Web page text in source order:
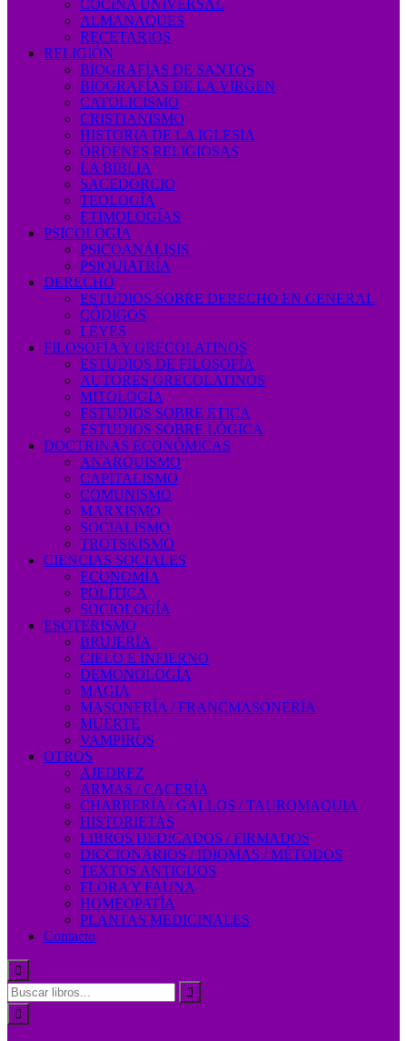
COCINA UNIVERSAL
ALMANAQUES
RECETARIOS
RELIGIÓN
BIOGRAFÍAS DE SANTOS
BIOGRAFÍAS DE LA VIRGEN
CATOLICISMO
CRISTIANISMO
HISTORIA DE LA IGLESIA
ÓRDENES RELIGIOSAS
LA BIBLIA
SACEDORCIO
TEOLOGÍA
ETIMOLOGÍAS
PSICOLOGÍA
PSICOANÁLISIS
PSIQUIATRÍA
DERECHO
ESTUDIOS SOBRE DERECHO EN GENERAL
CÓDIGOS
LEYES
FILOSOFÍA Y GRECOLATINOS
ESTUDIOS DE FILOSOFÍA
AUTORES GRECOLATINOS
MITOLOGÍA
ESTUDIOS SOBRE ÉTICA
ESTUDIOS SOBRE LÓGICA
DOCTRINAS ECONÓMICAS
ANARQUISMO
CAPITALISMO
COMUNISMO
MARXISMO
SOCIALISMO
TROTSKISMO
CIENCIAS SOCIALES
ECONOMÍA
POLÍTICA
SOCIOLOGÍA
ESOTERISMO
BRUJERÍA
CIELO E INFIERNO
DEMONOLOGÍA
MAGIA
MASONERÍA / FRANCMASONERÍA
MUERTE
VAMPIROS
OTROS
AJEDREZ
ARMAS / CACERÍA
CHARRERÍA / GALLOS / TAUROMAQUIA
HISTORIETAS
LIBROS DEDICADOS / FIRMADOS
DICCIONARIOS / IDIOMAS / MÉTODOS
TEXTOS ANTIGUOS
FLORA Y FAUNA
HOMEOPATÍA
PLANTAS MEDICINALES
Contacto